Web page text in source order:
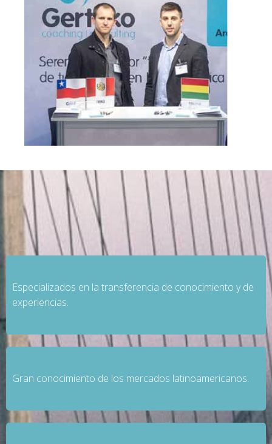
Especializados en la transferencia de conocimiento y de
experiencias.
Gran conocimiento de los mercados latinoamericanos.